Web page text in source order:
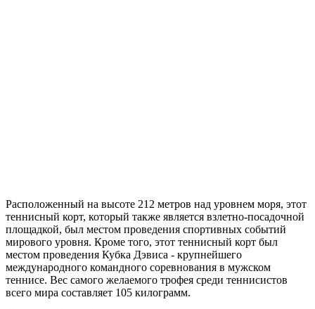
Расположенный на высоте 212 метров над уровнем моря, этот
теннисный корт, который также является взлетно-посадочной
площадкой, был местом проведения спортивных событий
мирового уровня. Кроме того, этот теннисный корт был
местом проведения Кубка Дэвиса - крупнейшего
международного командного соревнования в мужском
теннисе. Вес самого желаемого трофея среди теннисистов
всего мира составляет 105 килограмм.